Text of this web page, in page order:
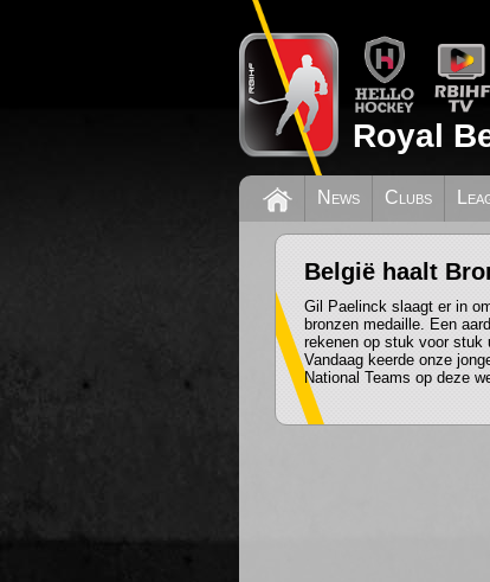
Royal
News Clubs
België haalt
Gil Paelinck slaagt er in
bronzen medaille. Een
rekenen op stuk voor stuk
Vandaag keerde onze
National Teams op deze